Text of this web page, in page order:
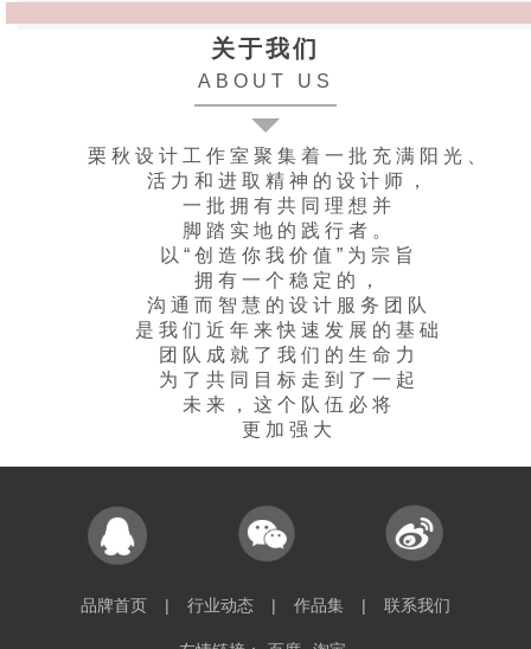
关于我们
ABOUT US
栗秋设计工作室聚集着一批充满阳光、
活力和进取精神的设计师，
一批拥有共同理想并
脚踏实地的践行者。
以“创造你我价值”为宗旨
拥有一个稳定的，
沟通而智慧的设计服务团队
是我们近年来快速发展的基础
团队成就了我们的生命力
为了共同目标走到了一起
未来，这个队伍必将
更加强大
品牌首页 | 行业动态 | 作品集 | 联系我们